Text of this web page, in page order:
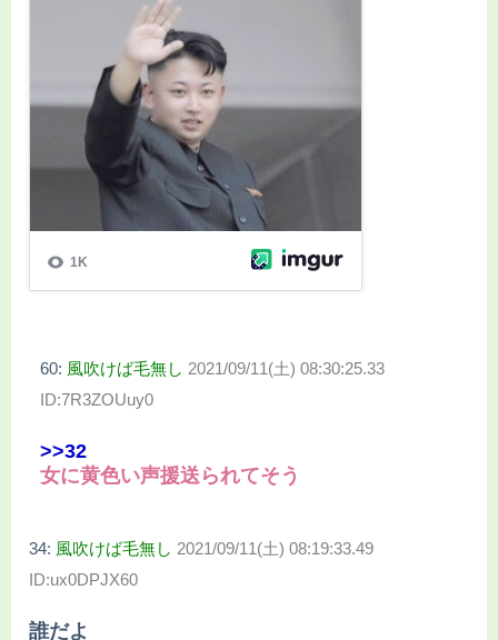
60: 風吹けば毛無し 2021/09/11(土) 08:30:25.33
ID:7R3ZOUuy0
>>32
女に黄色い声援送られてそう
34: 風吹けば毛無し 2021/09/11(土) 08:19:33.49
ID:ux0DPJX60
誰だよ